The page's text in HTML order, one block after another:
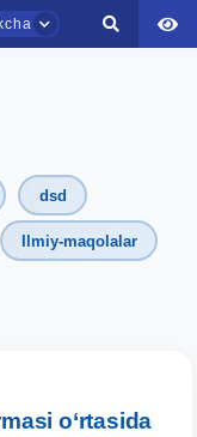
dsd
Ilmiy-maqolalar
o‘rtasida